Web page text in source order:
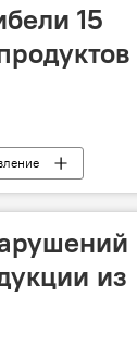
15
из